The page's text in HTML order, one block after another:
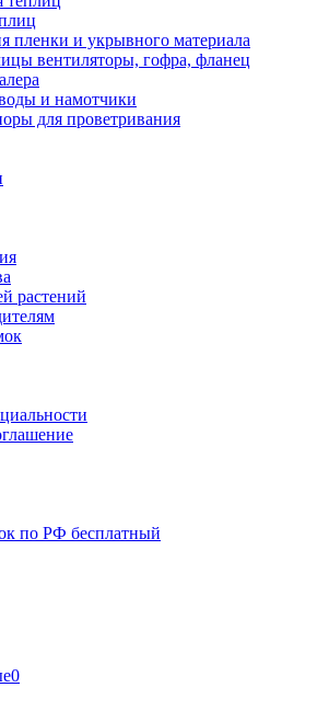
пленки и укрывного материала
вентиляторы, гофра, фланец
и намотчики
для проветривания
растений
по РФ бесплатный
0